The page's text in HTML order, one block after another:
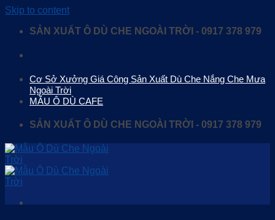
Skip to content
SẢN XUẤT Ô DÙ CHE NGOÀI TRỜI - 0917 378 979
Cơ Sở Xưởng Giá Công Sản Xuất Dù Che Nắng Che Mưa
Ngoài Trời
MẪU Ô DÙ CAFE
SẢN XUẤT Ô DÙ CHE NGOÀI TRỜI - 0917 378 979